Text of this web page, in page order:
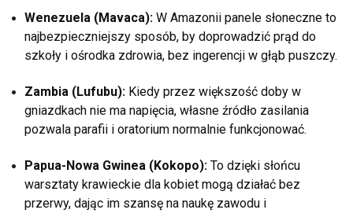
Wenezuela (Mavaca): W Amazonii panele słoneczne to
najbezpieczniejszy sposób, by doprowadzić prąd do
szkoły i ośrodka zdrowia, bez ingerencji w głąb puszczy.
Zambia (Lufubu): Kiedy przez większość doby w
gniazdkach nie ma napięcia, własne źródło zasilania
pozwala parafii i oratorium normalnie funkcjonować.
Papua-Nowa Gwinea (Kokopo): To dzięki słońcu
warsztaty krawieckie dla kobiet mogą działać bez
przerwy, dając im szansę na naukę zawodu i